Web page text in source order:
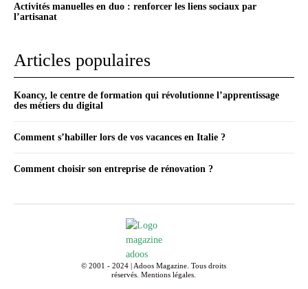
Activités manuelles en duo : renforcer les liens sociaux par
l’artisanat
Articles populaires
Koancy, le centre de formation qui révolutionne l’apprentissage
des métiers du digital
Comment s’habiller lors de vos vacances en Italie ?
Comment choisir son entreprise de rénovation ?
© 2001 - 2024 | Adoos Magazine. Tous droits
réservés.Mentions légales